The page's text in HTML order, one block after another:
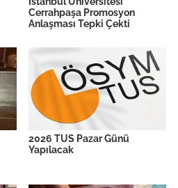
Cerrahpaşa Promosyon
Anlaşması Tepki Çekti
2026 TUS Pazar Günü
Yapılacak